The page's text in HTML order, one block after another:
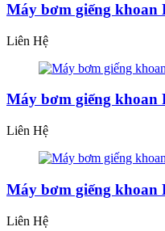
Máy bơm giếng khoan
Liên Hệ
Máy bơm giếng khoan
Liên Hệ
Máy bơm giếng khoan
Liên Hệ